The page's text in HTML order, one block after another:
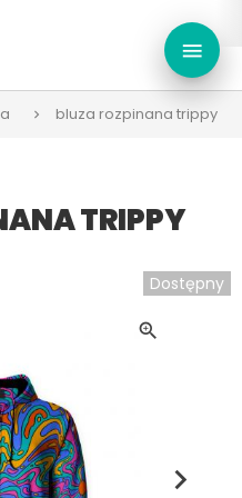
menu
bluza rozpinana trippy
TRIPPY
Dostępny